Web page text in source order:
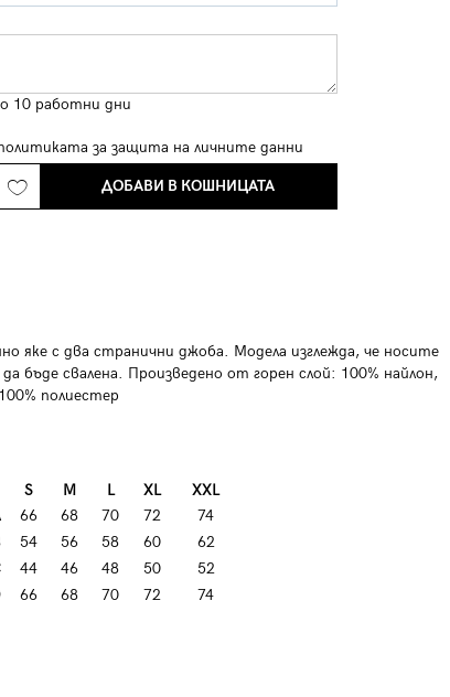
10 работни дни
за защита на личните данни
ДОБАВИ В КОШНИЦАТА
яке с два странични джоба. Модела изглежда, че носите
бъде свалена. Произведено от горен слой: 100% найлон,
полиестер
S M L XL
XXL
66 68 70 72
74
54 56 58 60
62
44 46 48 50
52
66 68 70 72 74